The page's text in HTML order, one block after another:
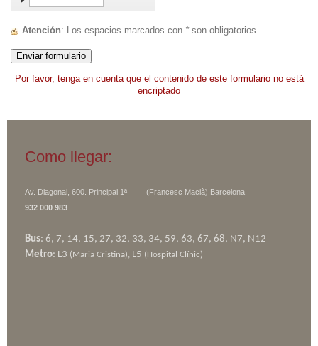
Atención : Los espacios marcados con *son obligatorios.
Por favor, tenga en cuenta que el contenido de este formulario no está
encriptado
Como llegar:
Av. Diagonal, 600. Principal 1ª (Francesc Macià) Barcelona
932 000 983
Bus: 6, 7, 14, 15, 27, 32, 33, 34, 59, 63, 67, 68, N7, N12
Metro: L3 (Maria Cristina), L5 (Hospital Clínic)